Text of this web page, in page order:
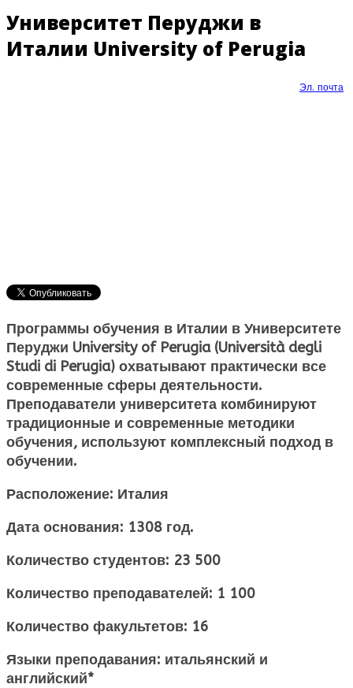
Университет Перуджи в
Италии University of Perugia
Эл. почта
Программы обучения в Италии в Университете
Перуджи University of Perugia (Università degli
Studi di Perugia) охватывают практически все
современные сферы деятельности.
Преподаватели университета комбинируют
традиционные и современные методики
обучения, используют комплексный подход в
обучении.
Расположение: Италия
Дата основания: 1308 год.
Количество студентов: 23 500
Количество преподавателей: 1 100
Количество факультетов: 16
Языки преподавания: итальянский и
английский*